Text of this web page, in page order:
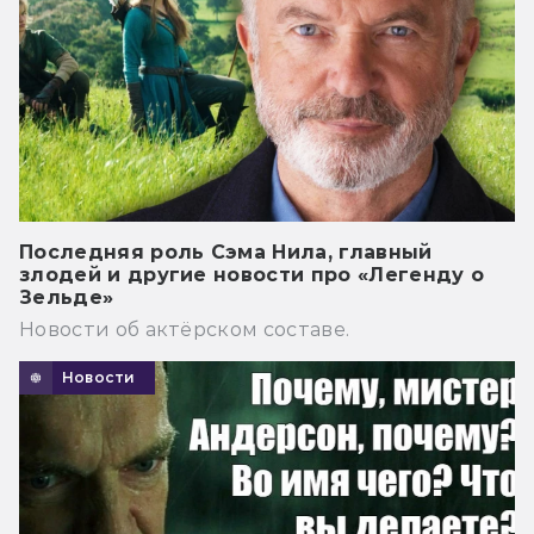
Последняя роль Сэма Нила, главный
злодей и другие новости про «Легенду о
Зельде»
Новости об актёрском составе.
Новости